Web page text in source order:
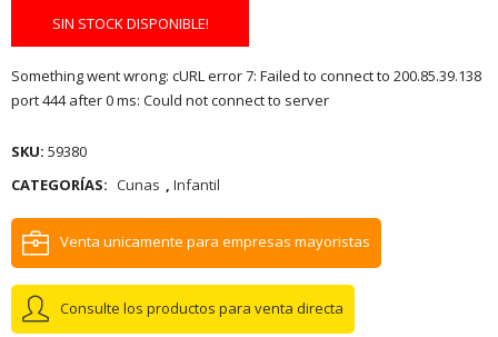
SIN STOCK DISPONIBLE!
Something went wrong: cURL error 7: Failed to connect to 200.85.39.138
port 444 after 0 ms: Could not connect to server
SKU: 59380
CATEGORÍAS: Cunas , Infantil
Venta unicamente para empresas mayoristas
Consulte los productos para venta directa